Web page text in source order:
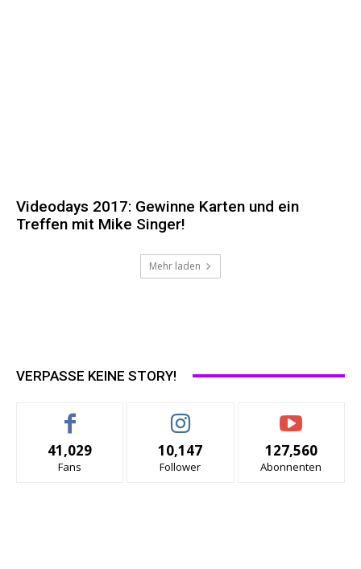
Videodays 2017: Gewinne Karten und ein
Treffen mit Mike Singer!
Mehr laden
VERPASSE KEINE STORY!
41,029
Fans
10,147
Follower
127,560
Abonnenten